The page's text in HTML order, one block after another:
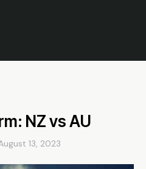
NZ vs AU
13, 2023